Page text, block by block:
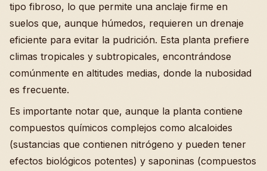
tipo fibroso, lo que permite una anclaje firme en
suelos que, aunque húmedos, requieren un drenaje
eficiente para evitar la pudrición. Esta planta prefiere
climas tropicales y subtropicales, encontrándose
comúnmente en altitudes medias, donde la nubosidad
es frecuente.
Es importante notar que, aunque la planta contiene
compuestos químicos complejos como alcaloides
(sustancias que contienen nitrógeno y pueden tener
efectos biológicos potentes) y saponinas (compuestos